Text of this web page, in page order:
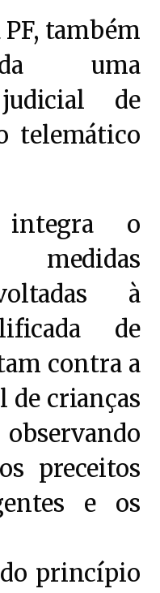
PF, também
uma
de
telemático
integra o
à
de
contra a
de crianças
preceitos
e os
princípio